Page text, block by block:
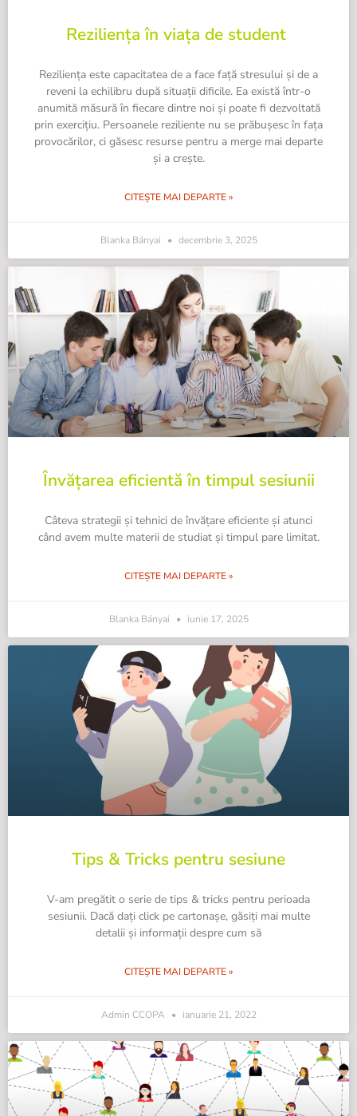
Reziliența în viața de student
Reziliența este capacitatea de a face față stresului și de a
reveni la echilibru după situații dificile. Ea există într-o
anumită măsură în fiecare dintre noi și poate fi dezvoltată
prin exercițiu. Persoanele reziliente nu se prăbușesc în fața
provocărilor, ci găsesc resurse pentru a merge mai departe
și a crește.
CITEȘTE MAI DEPARTE »
Blanka Bányai decembrie 3, 2025
Învățarea eficientă în timpul sesiunii
Câteva strategii și tehnici de învățare eficiente și atunci
când avem multe materii de studiat și timpul pare limitat.
CITEȘTE MAI DEPARTE »
Blanka Bányai iunie 17, 2025
Tips & Tricks pentru sesiune
V-am pregătit o serie de tips & tricks pentru perioada
sesiunii. Dacă dați click pe cartonașe, găsiți mai multe
detalii și informații despre cum să
CITEȘTE MAI DEPARTE »
Admin CCOPA ianuarie 21, 2022